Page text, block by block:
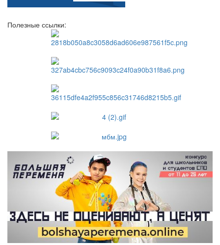
Полезные ссылки: